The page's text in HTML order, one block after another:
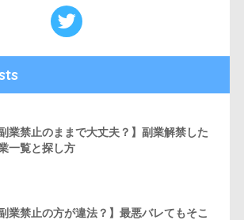
副業禁止のままで大丈夫？】副業解禁した
一覧と探し方
副業禁止の方が違法？】最悪バレてもそこ